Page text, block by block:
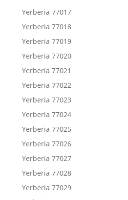
Yerberia 77017
Yerberia 77018
Yerberia 77019
Yerberia 77020
Yerberia 77021
Yerberia 77022
Yerberia 77023
Yerberia 77024
Yerberia 77025
Yerberia 77026
Yerberia 77027
Yerberia 77028
Yerberia 77029